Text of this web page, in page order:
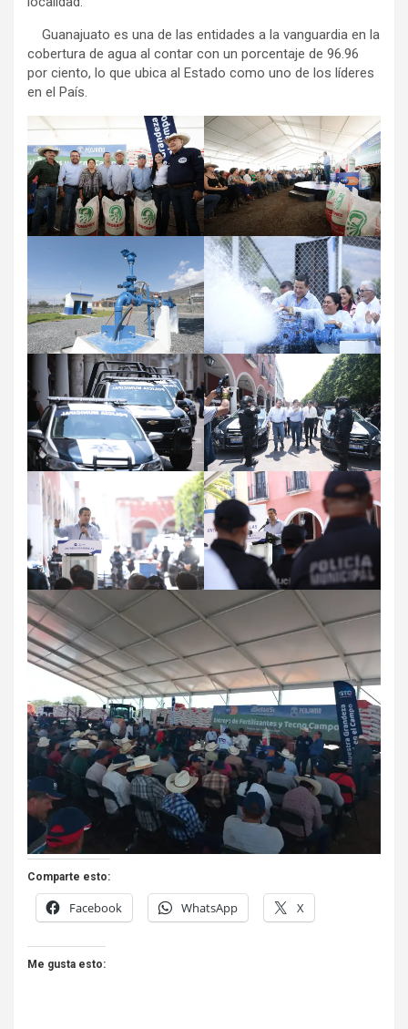
Guanajuato es una de las entidades a la vanguardia en la
cobertura de agua al contar con un porcentaje de 96.96
por ciento, lo que ubica al Estado como uno de los líderes
en el País.
Comparte esto:
Facebook WhatsApp X
Me gusta esto: